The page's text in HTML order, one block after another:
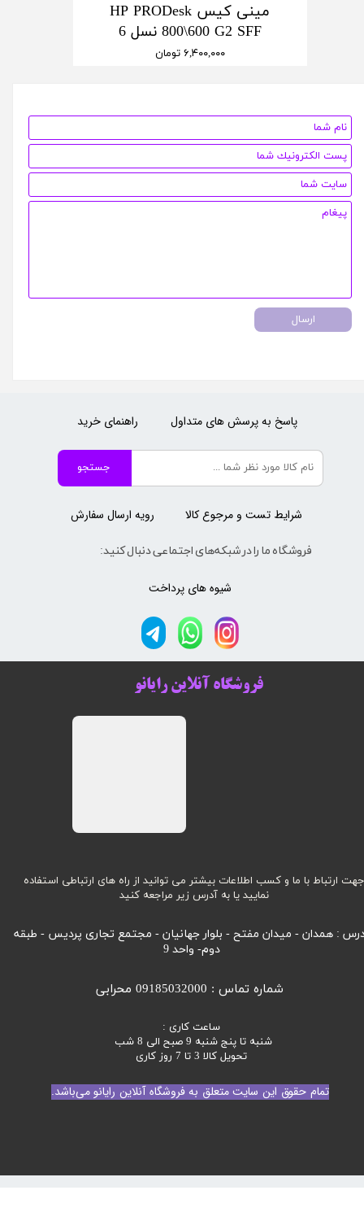
مینی کیس HP PRODesk
800\600 G2 SFF نسل 6
۶,۴۰۰,۰۰۰ تومان
ارسال
تمام حقوق این سایت متعلق به فروشگاه آنلاین رایانو می‌باشد.
جهت ارتباط با ما و کسب اطلاعات بیشتر می توانید از راه های ارتباطی استفاده
نمایید یا به آدرس زیر مراجعه کنید
: همدان - میدان مفتح - بلوار جهانیان - مجتمع تجاری پردیس - طبقه
دوم- واحد 9
ساعت کاری :
شنبه تا پنج شنبه 9 صبح الی 8 شب
تحویل کالا 3 تا 7 روز کاری
شماره تماس : 09185032000 محرابی
فروشگاه آنلاین رایانو
جستجو
فروشگاه ما را در شبکه‌های اجتماعی دنبال کنید:
رویه ارسال سفارش
راهنمای خرید
شیوه های پرداخت
پاسخ به پرسش های متداول
شرایط تست و مرجوع کالا